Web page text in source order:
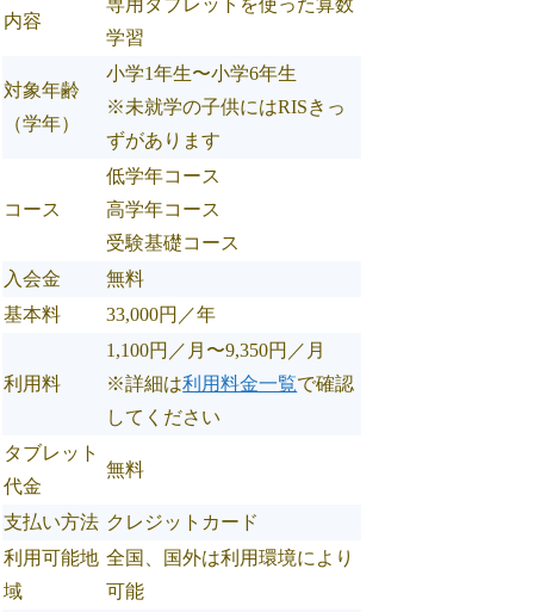
内容
学習
対象年齢
（学年）
小学1年生〜小学6年生
※未就学の子供にはRISきっ
ずがあります
コース
低学年コース
高学年コース
受験基礎コース
入会金
無料
基本料
33,000円／年
利用料
1,100円／月〜9,350円／月
※詳細は利用料金一覧で確認
してください
タブレット
代金
無料
支払い方法 クレジットカード
利用可能地
域
全国、国外は利用環境により
可能